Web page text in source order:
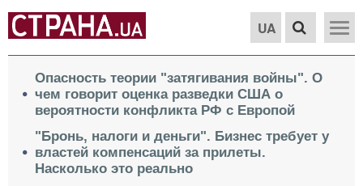
UA
Опасность теории "затягивания войны". О
чем говорит оценка разведки США о
вероятности конфликта РФ с Европой
"Бронь, налоги и деньги". Бизнес требует у
властей компенсаций за прилеты.
Насколько это реально